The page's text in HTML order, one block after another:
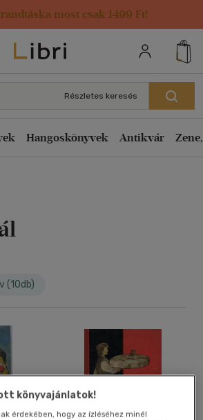
most csak 1499 Ft!
Kártya adatai
Részletes keresés
Hangoskönyvek Antikvár
(10db)
könyvajánlatok!
érdekében, hogy az ízléséhez minél